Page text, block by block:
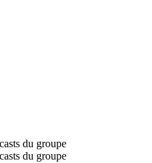
du groupe
du groupe